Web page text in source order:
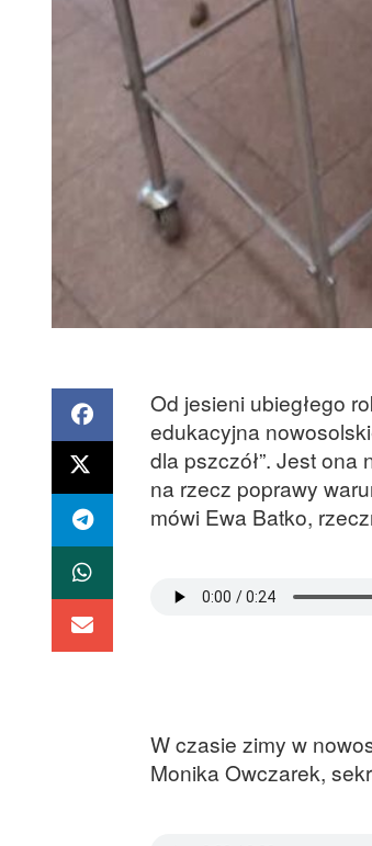
Od jesieni ubiegłego
edukacyjna
dla pszczół”. Jest
na rzecz poprawy
mówi Ewa Batko,
W czasie zimy w
Monika Owczarek,